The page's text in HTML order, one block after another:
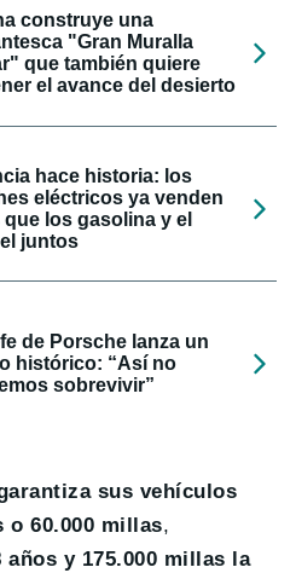
construye una
"Gran Muralla
que también quiere
el avance del desierto
hace historia: los
eléctricos ya venden
que los gasolina y el
juntos
de Porsche lanza un
histórico: “Así no
sobrevivir”
sus vehículos
o 60.000 millas,
años y 175.000 millas la